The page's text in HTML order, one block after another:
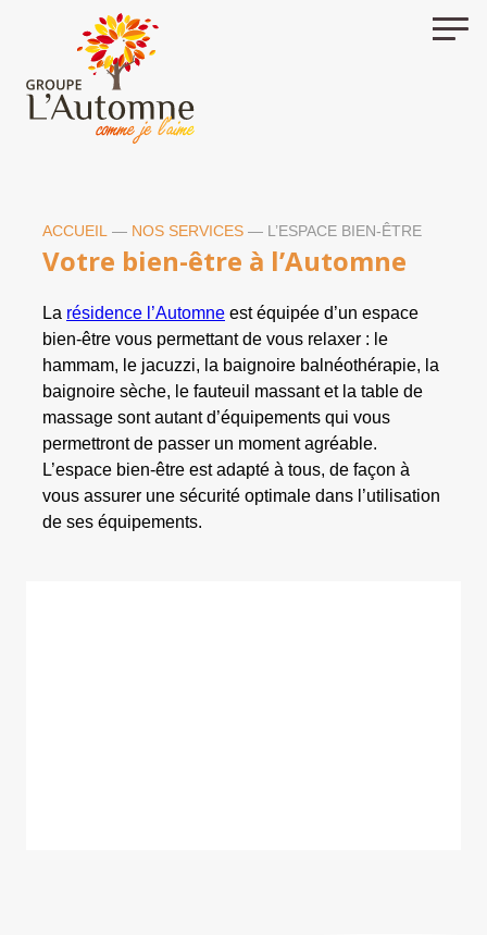
ACCUEIL — NOS SERVICES — L’ESPACE BIEN-ÊTRE
Votre bien-être à l’Automne
La résidence l’Automne est équipée d’un espace
bien-être vous permettant de vous relaxer : le
hammam, le jacuzzi, la baignoire balnéothérapie, la
baignoire sèche, le fauteuil massant et la table de
massage sont autant d’équipements qui vous
permettront de passer un moment agréable.
L’espace bien-être est adapté à tous, de façon à
vous assurer une sécurité optimale dans l’utilisation
de ses équipements.